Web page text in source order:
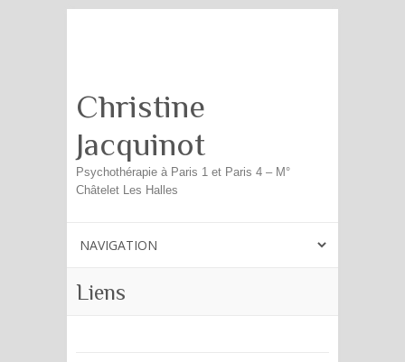
Christine
Jacquinot
Psychothérapie à Paris 1 et Paris 4 – M°
Châtelet Les Halles
Liens